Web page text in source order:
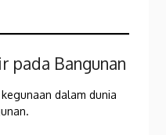
pada Bangunan
dalam dunia